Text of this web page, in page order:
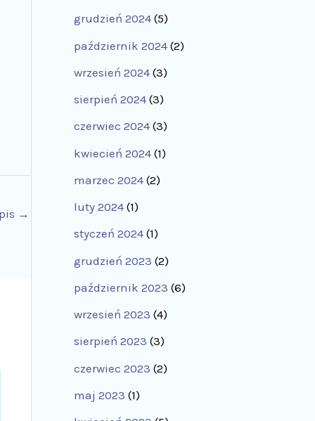
→
grudzień 2024(5)
październik 2024(2)
wrzesień 2024(3)
sierpień 2024(3)
czerwiec 2024(3)
kwiecień 2024(1)
marzec 2024(2)
luty 2024(1)
styczeń 2024(1)
grudzień 2023 (2)
październik 2023 (6)
wrzesień 2023 (4)
sierpień 2023 (3)
czerwiec 2023 (2)
maj 2023 (1)